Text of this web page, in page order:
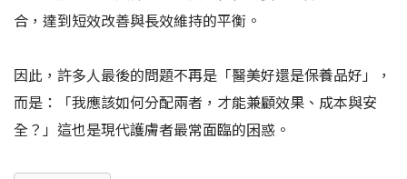
合，達到短效改善與長效維持的平衡。
因此，許多人最後的問題不再是「醫美好還是保養品好」，
而是：「我應該如何分配兩者，才能兼顧效果、成本與安
全？」這也是現代護膚者最常面臨的困惑。